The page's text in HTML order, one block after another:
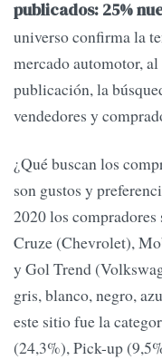
publicados: 25%
universo confirma la
mercado automotor,
publicación, la
vendedores y
¿Qué buscan los
son gustos y
2020 los
Cruze (Chevrolet),
y Gol Trend
gris, blanco, negro,
este sitio fue la
(24,3%), Pick-up